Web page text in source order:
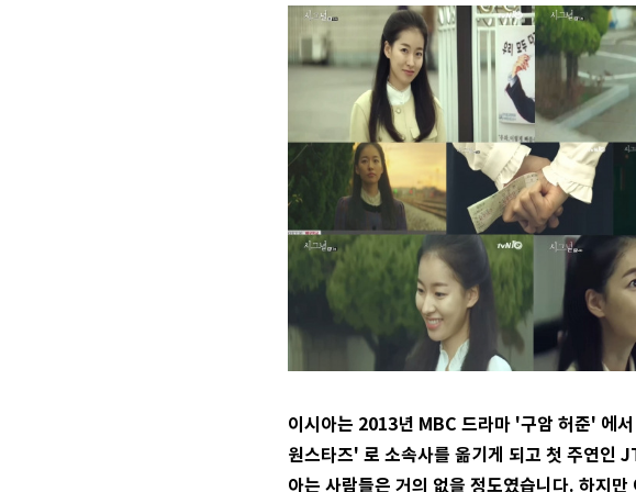
이시아는 2013년 MBC 드라마 '구암 허준' 에
원스타즈' 로 소속사를 옮기게 되고 첫 주연인
아는 사람들은 거의 없을 정도였습니다. 하지